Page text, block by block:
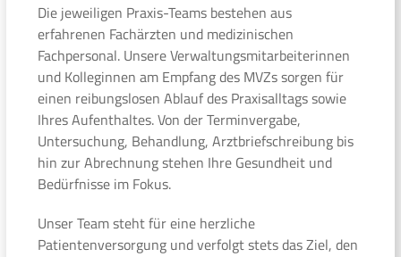
Die jeweiligen Praxis-Teams bestehen aus
erfahrenen Fachärzten und medizinischen
Fachpersonal. Unsere Verwaltungsmitarbeiterinnen
und Kolleginnen am Empfang des MVZs sorgen für
einen reibungslosen Ablauf des Praxisalltags sowie
Ihres Aufenthaltes. Von der Terminvergabe,
Untersuchung, Behandlung, Arztbriefschreibung bis
hin zur Abrechnung stehen Ihre Gesundheit und
Bedürfnisse im Fokus.
Unser Team steht für eine herzliche
Patientenversorgung und verfolgt stets das Ziel, den